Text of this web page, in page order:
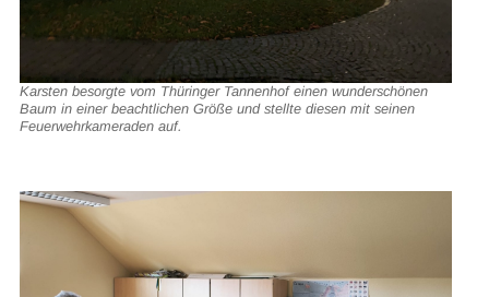
Karsten besorgte vom Thüringer Tannenhof einen wunderschönen
Baum in einer beachtlichen Größe und stellte diesen mit seinen
Feuerwehrkameraden auf.